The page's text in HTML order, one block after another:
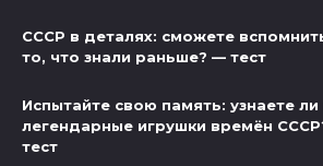
СССР в деталях: сможете
то, что знали раньше? — тест
Испытайте свою память: узнаете ли
легендарные игрушки времён
тест